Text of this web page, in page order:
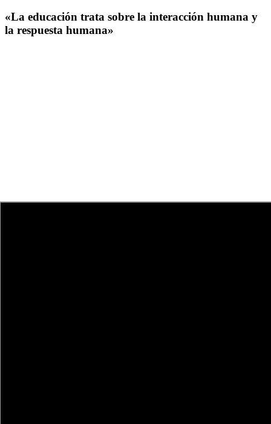
Image
«La educación trata sobre la interacción humana y
la respuesta humana»